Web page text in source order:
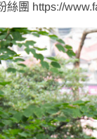
絲團 https://